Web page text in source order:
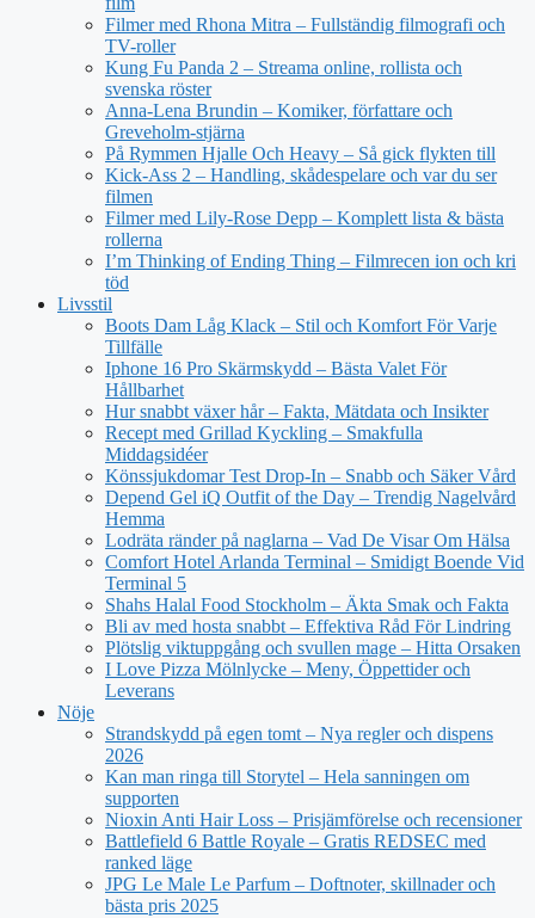
Filmer med Rhona Mitra – Fullständig filmografi och
TV-roller
Kung Fu Panda 2 – Streama online, rollista och
svenska röster
Anna-Lena Brundin – Komiker, författare och
Greveholm-stjärna
På Rymmen Hjalle Och Heavy – Så gick flykten till
Kick-Ass 2 – Handling, skådespelare och var du ser
filmen
Filmer med Lily-Rose Depp – Komplett lista & bästa
rollerna
I’m Thinking of Ending Thing – Filmrecen ion och kri
töd
Livsstil
Boots Dam Låg Klack – Stil och Komfort För Varje
Tillfälle
Iphone 16 Pro Skärmskydd – Bästa Valet För
Hållbarhet
Hur snabbt växer hår – Fakta, Mätdata och Insikter
Recept med Grillad Kyckling – Smakfulla
Middagsidéer
Könssjukdomar Test Drop-In – Snabb och Säker Vård
Depend Gel iQ Outfit of the Day – Trendig Nagelvård
Hemma
Lodräta ränder på naglarna – Vad De Visar Om Hälsa
Comfort Hotel Arlanda Terminal – Smidigt Boende Vid
Terminal 5
Shahs Halal Food Stockholm – Äkta Smak och Fakta
Bli av med hosta snabbt – Effektiva Råd För Lindring
Plötslig viktuppgång och svullen mage – Hitta Orsaken
I Love Pizza Mölnlycke – Meny, Öppettider och
Leverans
Nöje
Strandskydd på egen tomt – Nya regler och dispens
2026
Kan man ringa till Storytel – Hela sanningen om
supporten
Nioxin Anti Hair Loss – Prisjämförelse och recensioner
Battlefield 6 Battle Royale – Gratis REDSEC med
ranked läge
JPG Le Male Le Parfum – Doftnoter, skillnader och
bästa pris 2025